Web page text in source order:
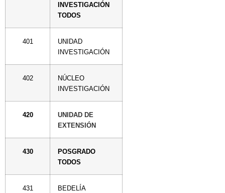
INVESTIGACIÓN
TODOS
401
UNIDAD
INVESTIGACIÓN
402
NÚCLEO
INVESTIGACIÓN
420
UNIDAD DE
EXTENSIÓN
430
POSGRADO
TODOS
431
BEDELÍA